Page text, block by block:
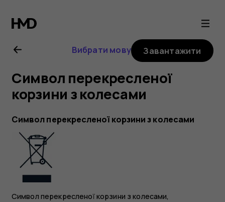
Посібник
користувача
Nokia
2660
Flip
Вибрати мову Завантажити
Символ перекресленої
корзини з колесами
Символ перекресленої корзини з колесами
Символ перекресленої корзини з колесами,